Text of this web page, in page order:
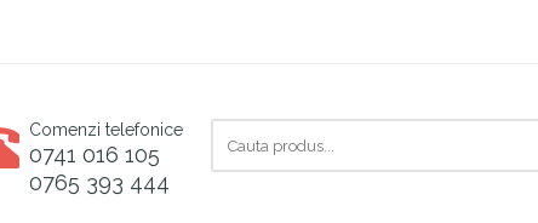
Comenzi telefonice
0741 016 105
0765 393 444
aici